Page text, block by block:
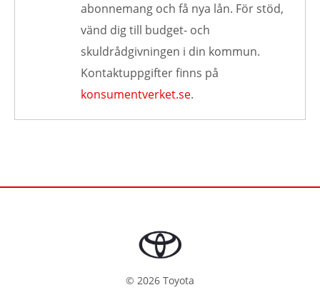
abonnemang och få nya lån. För stöd,
vänd dig till budget- och
skuldrådgivningen i din kommun.
Kontaktuppgifter finns på
konsumentverket.se.
© 2026 Toyota